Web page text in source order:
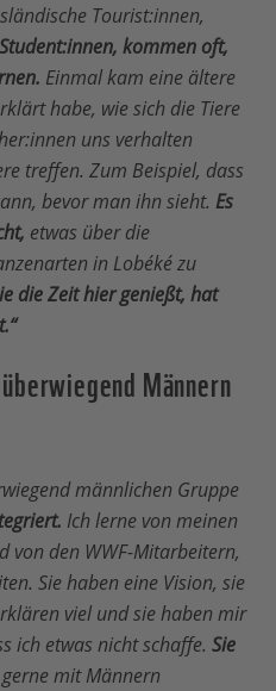
Tourist:innen,
kommen oft,
Einmal kam eine ältere
habe, wie sich die Tiere
uns verhalten
treffen. Zum Beispiel, dass
bevor man ihn sieht. Es
etwas über die
in Lobéké zu
die Zeit hier genießt, hat
Männern
männlichen Gruppe
Ich lerne von meinen
von den WWF-Mitarbeitern,
Sie haben eine Vision, sie
viel und sie haben mir
ich etwas nicht schaffe. Sie
mit Männern